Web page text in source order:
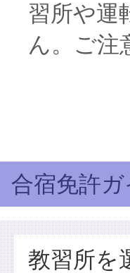
習所や運
ん。ご注
合宿免許ガ
教習所を